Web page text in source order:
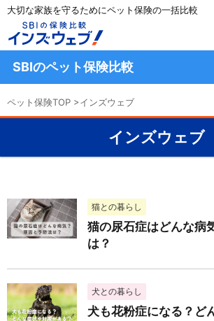
大切な家族を守るためにペット保険の一括比較
SBIのペット保険比較
ペット保険TOP >インズウェブ
インズウェブ
猫との暮らし
猫の尿石症はどんな病
は？
犬との暮らし
犬も花粉症になる？ど